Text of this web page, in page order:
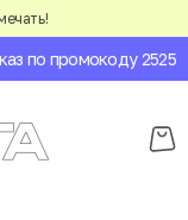
по промокоду 2525